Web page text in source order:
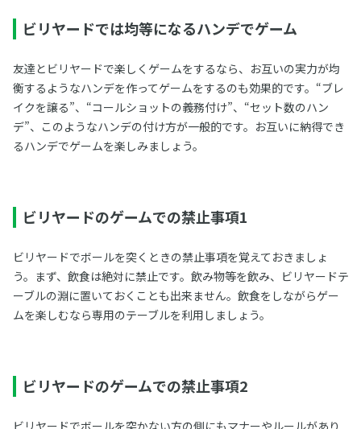
ビリヤードでは均等になるハンデでゲーム
友達とビリヤードで楽しくゲームをするなら、お互いの実力が均
衡するようなハンデを作ってゲームをするのも効果的です。“ブレ
イクを譲る”、“コールショットの義務付け”、“セット数のハン
デ”、このようなハンデの付け方が一般的です。お互いに納得でき
るハンデでゲームを楽しみましょう。
ビリヤードのゲームでの禁止事項1
ビリヤードでボールを突くときの禁止事項を覚えておきましょ
う。まず、飲食は絶対に禁止です。飲み物等を飲み、ビリヤードテ
ーブルの淵に置いておくことも出来ません。飲食をしながらゲー
ムを楽しむなら専用のテーブルを利用しましょう。
ビリヤードのゲームでの禁止事項2
ビリヤードでボールを突かない方の側にもマナーやルールがあり